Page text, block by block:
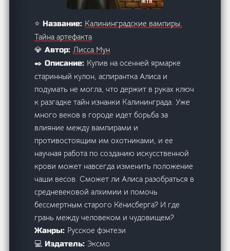
⭐ Название: Калининградские вампиры.
Тайна артефакта
💎 Автор: Лисса Мун
✒️ Описание: Купив на осенней ярмарке
старинный кулон, аспирантка Алиса и
подумать не могла, что держит в руках ключ
к разгадке тайн изнанки Калининграда. Уже
много веков в городе идет борьба за
влияние между вампирами и
противостоящим им охотниками, и ее
научная работа по созданию искусственной
крови может навсегда изменить положение
чаши весов. Сможет ли Алиса разобраться в
средневековой алхимии и помочь
бессмертным старого Кёнисберга? И где
грань между человеком и чудовищем?
Жанры: Русское фэнтези
💻 Издатель: Эксмо